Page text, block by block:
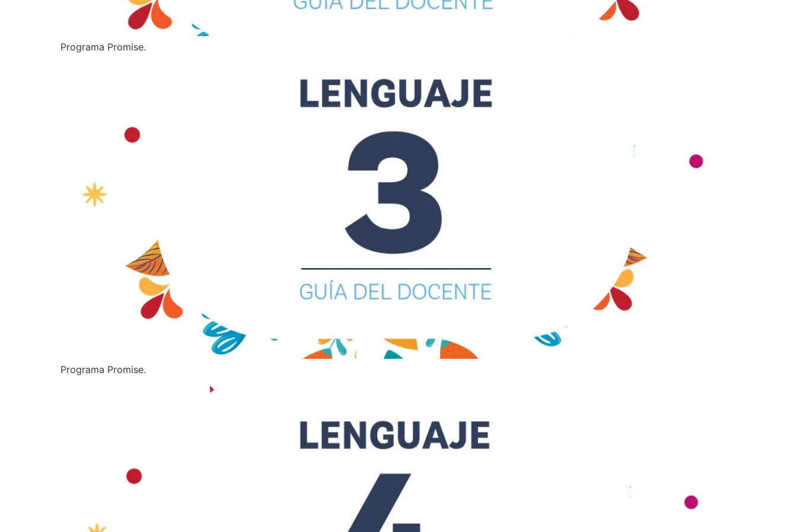
Programa Promise.
Programa Promise.